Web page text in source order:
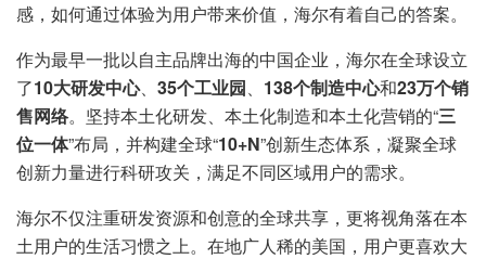
感，如何通过体验为用户带来价值，海尔有着自己的答案。
作为最早一批以自主品牌出海的中国企业，海尔在全球设立
了10大研发中心、 35个工业园 138个制造中心和23万个销
售网络。坚持本土化研发、本土化制造和本土化营销的“三
位一体”布局，并构建全球“10+N”创新生态体系，凝聚全球
创新力量进行科研攻关，满足不同区域用户的需求。
海尔不仅注重研发资源和创意的全球共享，更将视角落在本
土用户的生活习惯之上。在地广人稀的美国，用户更喜欢大